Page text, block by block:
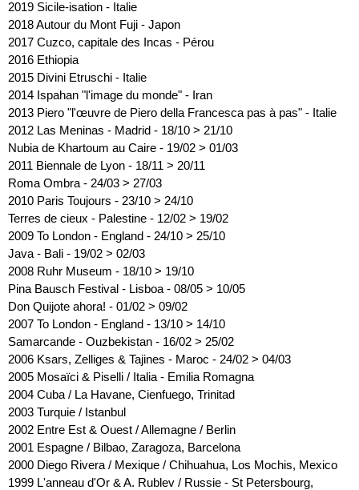
2019 Sicile-isation - Italie
2018 Autour du Mont Fuji - Japon
2017 Cuzco, capitale des Incas - Pérou
2016 Ethiopia
2015 Divini Etruschi - Italie
2014 Ispahan "l'image du monde" - Iran
2013 Piero "l'œuvre de Piero della Francesca pas à pas" - Italie
2012 Las Meninas - Madrid - 18/10 > 21/10
Nubia de Khartoum au Caire - 19/02 > 01/03
2011 Biennale de Lyon - 18/11 > 20/11
Roma Ombra - 24/03 > 27/03
2010 Paris Toujours - 23/10 > 24/10
Terres de cieux - Palestine - 12/02 > 19/02
2009 To London - England - 24/10 > 25/10
Java - Bali - 19/02 > 02/03
2008 Ruhr Museum - 18/10 > 19/10
Pina Bausch Festival - Lisboa - 08/05 > 10/05
Don Quijote ahora! - 01/02 > 09/02
2007 To London - England - 13/10 > 14/10
Samarcande - Ouzbekistan - 16/02 > 25/02
2006 Ksars, Zelliges & Tajines - Maroc - 24/02 > 04/03
2005 Mosaïci & Piselli / Italia - Emilia Romagna
2004 Cuba / La Havane, Cienfuego, Trinitad
2003 Turquie / Istanbul
2002 Entre Est & Ouest / Allemagne / Berlin
2001 Espagne / Bilbao, Zaragoza, Barcelona
2000 Diego Rivera / Mexique / Chihuahua, Los Mochis, Mexico
1999 L'anneau d'Or & A. Rublev / Russie - St Petersbourg,